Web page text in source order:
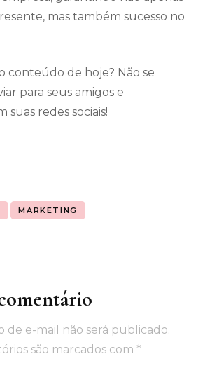
mas também sucesso no
conteúdo de hoje? Não se
para seus amigos e
suas redes sociais!
MARKETING
de e-mail não será publicado.
são marcados com *